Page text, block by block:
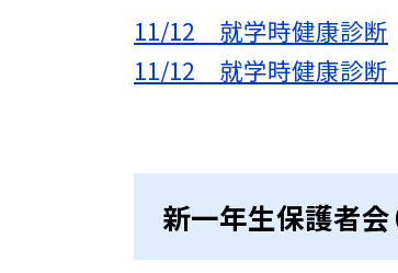
11/12 就学時健康診断
11/12 就学時健康診
新一年生保護者会